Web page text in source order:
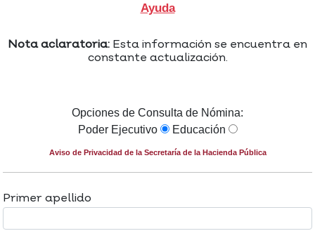
Ayuda
Nota aclaratoria: Esta información se encuentra en
constante actualización.
Opciones de Consulta de Nómina:
Poder Ejecutivo
Educación
Aviso de Privacidad de la Secretaría de la Hacienda Pública
Primer apellido